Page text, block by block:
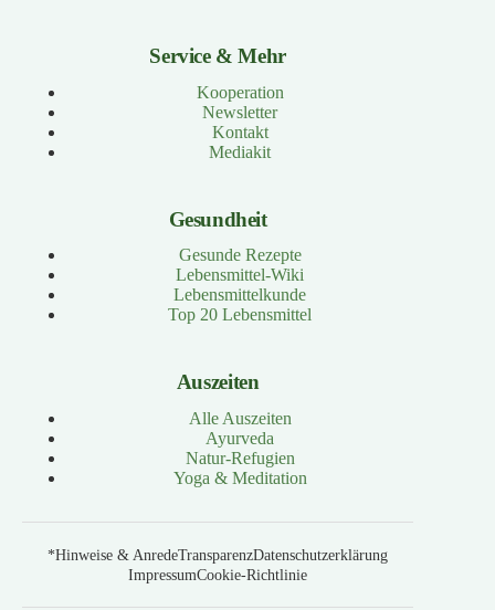
Service & Mehr
Kooperation
Newsletter
Kontakt
Mediakit
Gesundheit
Gesunde Rezepte
Lebensmittel-Wiki
Lebensmittelkunde
Top 20 Lebensmittel
Auszeiten
Alle Auszeiten
Ayurveda
Natur-Refugien
Yoga & Meditation
*Hinweise & AnredeTransparenzDatenschutzerklärung
ImpressumCookie-Richtlinie